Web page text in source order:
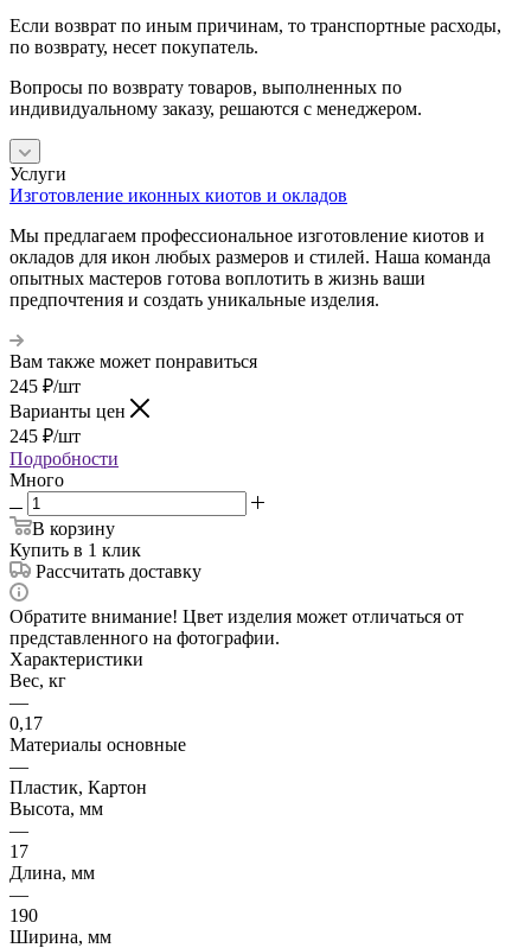
Если возврат по иным причинам, то транспортные расходы,
по возврату, несет покупатель.
Вопросы по возврату товаров, выполненных по
индивидуальному заказу, решаются с менеджером.
Услуги
Изготовление иконных киотов и окладов
Мы предлагаем профессиональное изготовление киотов и
окладов для икон любых размеров и стилей. Наша команда
опытных мастеров готова воплотить в жизнь ваши
предпочтения и создать уникальные изделия.
Вам также может понравиться
245 ₽/шт
Варианты цен
245 ₽/шт
Подробности
Много
В корзину
Купить в 1 клик
Рассчитать доставку
Обратите внимание! Цвет изделия может отличаться от
представленного на фотографии.
Характеристики
Вес, кг
—
0,17
Материалы основные
—
Пластик, Картон
Высота, мм
—
17
Длина, мм
—
190
Ширина, мм